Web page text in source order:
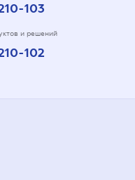
103
и решений
102